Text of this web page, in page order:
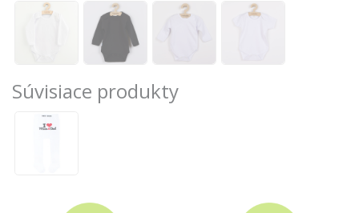
Súvisiace produkty